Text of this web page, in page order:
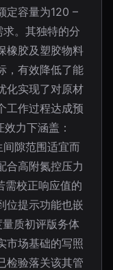
定容量为120 –
。其独特的分
橡胶及塑胶物料
，有效降低了能
化实现了对原材
工作过程达成预
力下涵盖：
间隙范围适宜而
合高附氮控压力
需校正响应值的
位提示功能也嵌
质初评版务体
场基础的写照
检验落关该其管